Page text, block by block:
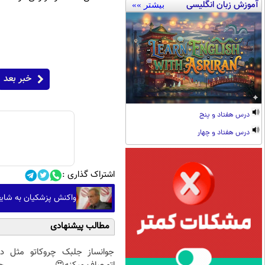
آموزش زبان انگلیسی بیشتر »»
درس هفتاد و پنج
درس هفتاد و چهار
خبر بعد
اشتراک گذاری :
واکنش پزشکیان به
مطالب پیشنهادی
جوانساز جلبک چروکاتو مثل